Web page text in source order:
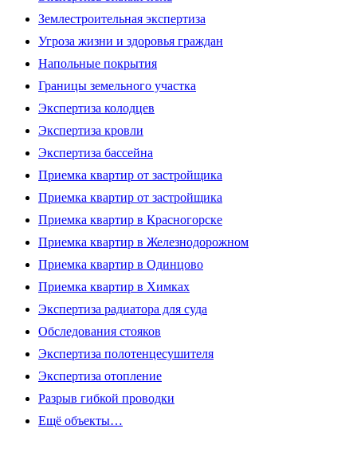
Землестроительная экспертиза
Угроза жизни и здоровья граждан
Напольные покрытия
Границы земельного участка
Экспертиза колодцев
Экспертиза кровли
Экспертиза бассейна
Приемка квартир от застройщика
Приемка квартир от застройщика
Приемка квартир в Красногорске
Приемка квартир в Железнодорожном
Приемка квартир в Одинцово
Приемка квартир в Химках
Экспертиза радиатора для суда
Обследования стояков
Экспертиза полотенцесушителя
Экспертиза отопление
Разрыв гибкой проводки
Ещё объекты…